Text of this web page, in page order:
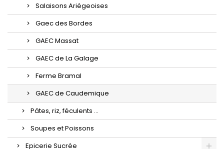
Salaisons Ariégeoises
Gaec des Bordes
GAEC Massat
GAEC de La Galage
Ferme Bramal
GAEC de Caudemique
Pâtes, riz, féculents ...
Soupes et Poissons
Epicerie Sucrée